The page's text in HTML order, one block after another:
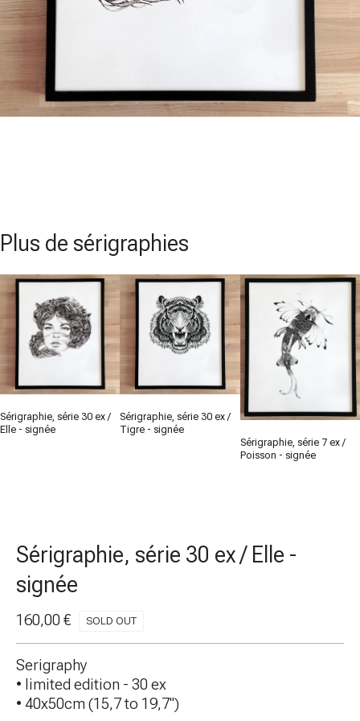
Plus de sérigraphies
Sérigraphie, série 30 ex /
Elle - signée
Sérigraphie, série 30 ex /
Tigre - signée
Sérigraphie, série 7 ex /
Poisson - signée
Sérigraphie, série 30 ex / Elle -
signée
160,00 € SOLD OUT
Serigraphy
• limited edition - 30 ex
• 40x50cm (15,7 to 19,7")